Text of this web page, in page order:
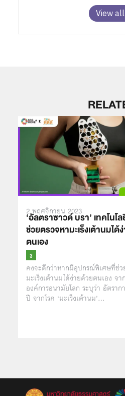
View
2 พฤศจิกายน 2023
‘อัลตราซาวด์ บรา’ เทคโนโ
ช่วยตรวจหามะเร็งเต้านมได้
ตนเอง
คงจะดีกว่าหากมีอุปกรณ์พิเศษที่ช่ว
มะเร็งเต้านมได้ง่ายด้วยตนเอง จ
องค์การอนามัยโลก ระบุว่า อัตราก
ปี จากโรค ‘มะเร็งเต้านม’…